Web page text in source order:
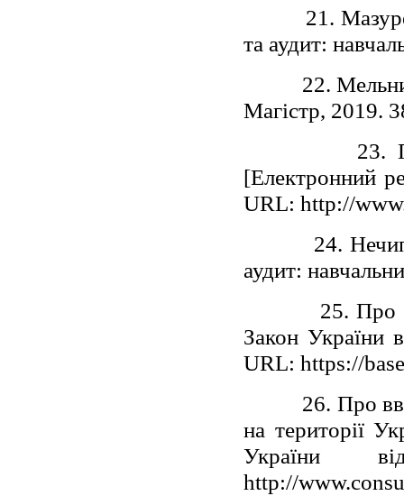
21.
та аудит:
22.
Магістр, 2019.
23.
[Електронний
URL: http://
24.
аудит:
25. Про
Закон України
URL: https://
26. Про
на території
України
http://